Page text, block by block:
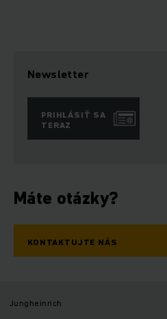
Newsletter
PRIHLÁSIŤ SA
TERAZ
Máte otázky?
KONTAKTUJTE NÁS
Jungheinrich